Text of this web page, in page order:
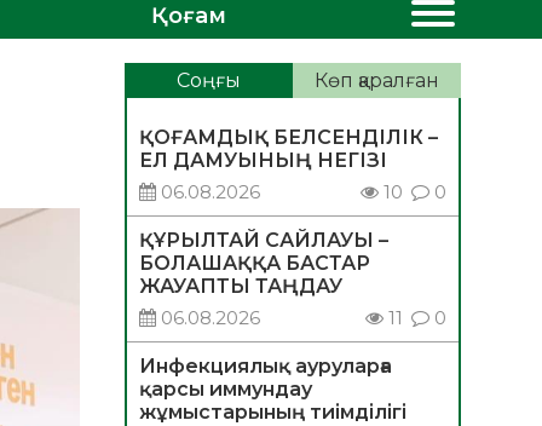
Қоғам
Соңғы Көп қаралған
ҚОҒАМДЫҚ БЕЛСЕНДІЛІК –
ЕЛ ДАМУЫНЫҢ НЕГІЗІ
06.08.2026
10 0
ҚҰРЫЛТАЙ САЙЛАУЫ –
БОЛАШАҚҚА БАСТАР
ЖАУАПТЫ ТАҢДАУ
06.08.2026
11 0
Инфекциялық ауруларға
қарсы иммундау
жұмыстарының тиімділігі